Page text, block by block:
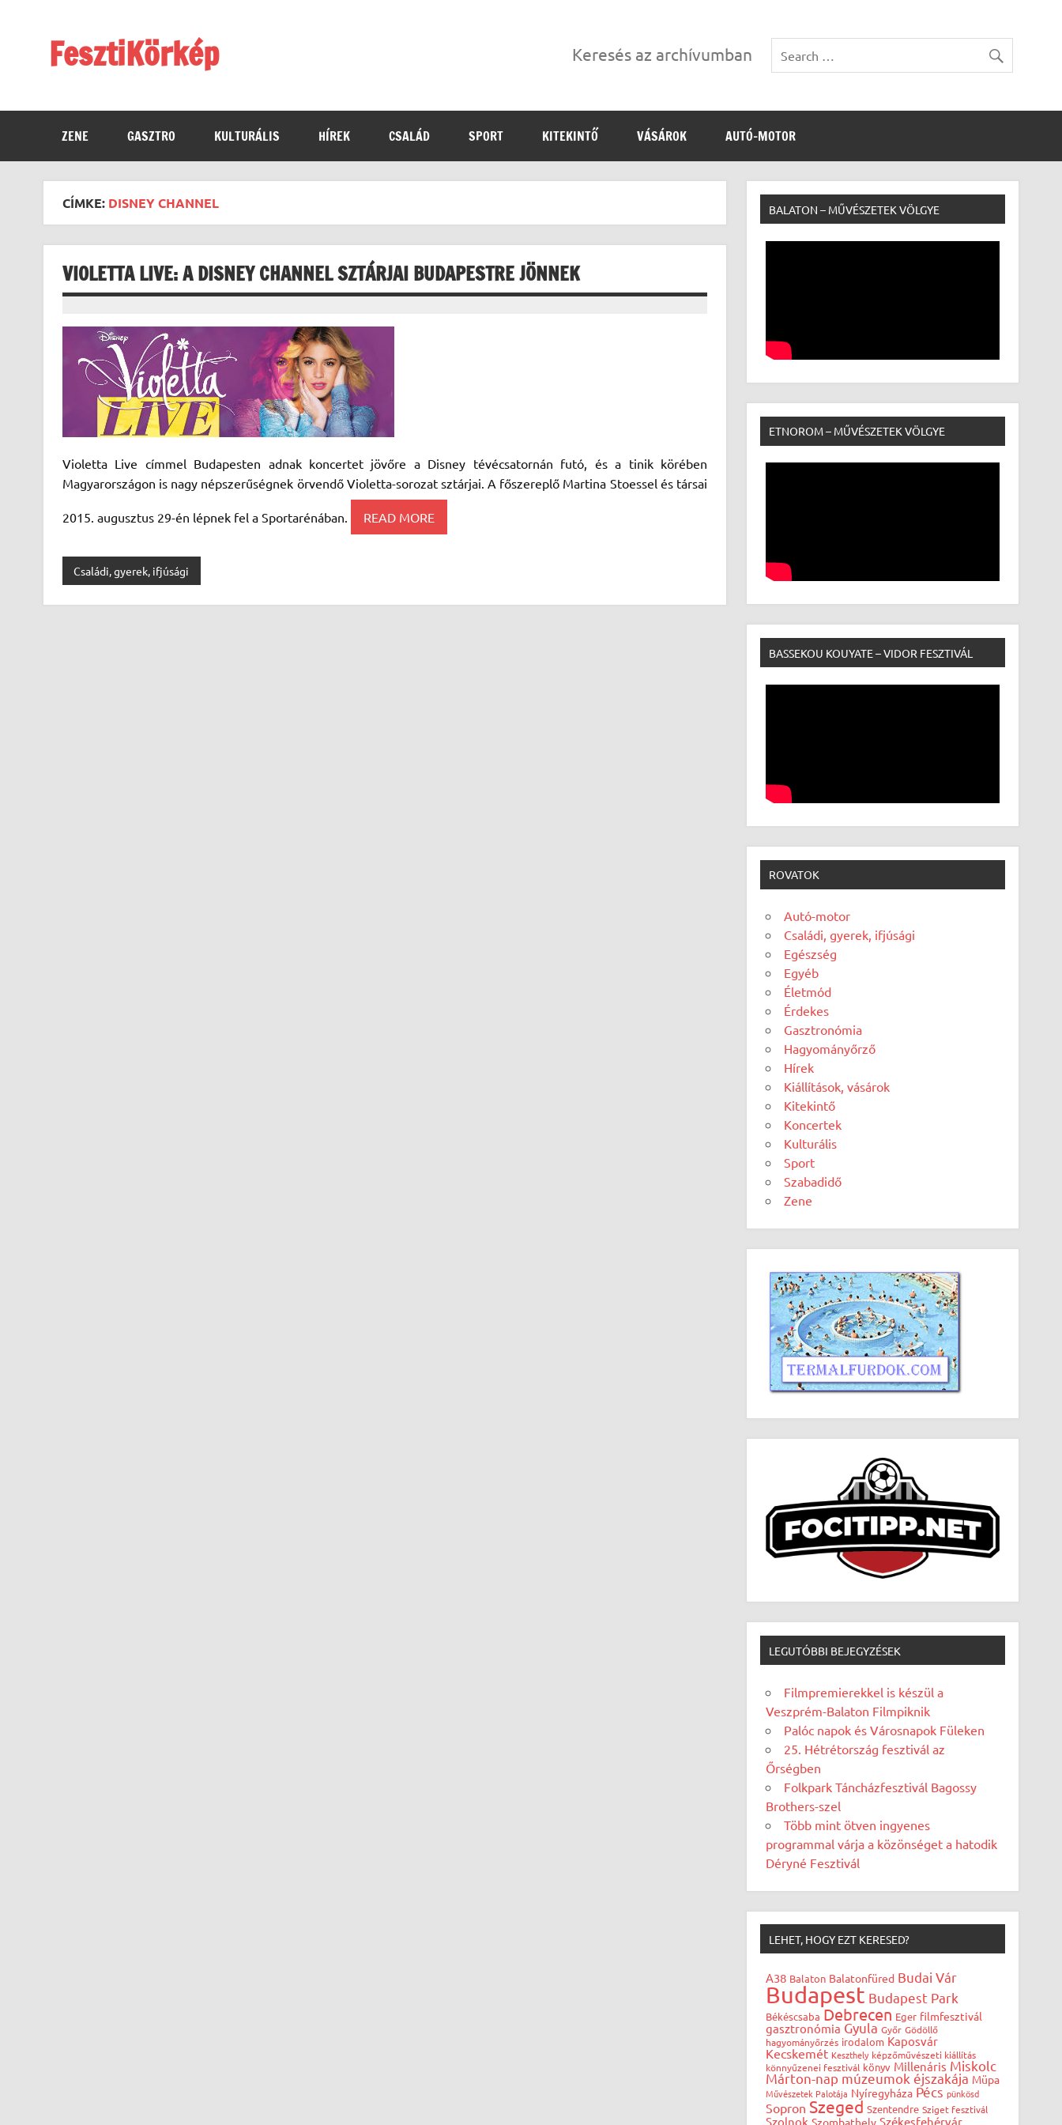
FesztiKörkép Keresés az archívumban
ZENE GASZTRO KULTURÁLIS HÍREK CSALÁD SPORT KITEKINTŐ VÁSÁROK AUTÓ-MOTOR
CÍMKE: DISNEY CHANNEL
VIOLETTA LIVE: A DISNEY CHANNEL SZTÁRJAI BUDAPESTRE JÖNNEK
Violetta Live címmel Budapesten adnak koncertet jövőre a Disney tévécsatornán futó, és a tinik körében
Magyarországon is nagy népszerűségnek örvendő Violetta-sorozat sztárjai. A főszereplő Martina Stoessel és társai
2015. augusztus 29-én lépnek fel a Sportarénában. READ MORE
Családi, gyerek, ifjúsági
BALATON – MŰVÉSZETEK VÖLGYE
ETNOROM – MŰVÉSZETEK VÖLGYE
BASSEKOU KOUYATE – VIDOR FESZTIVÁL
ROVATOK
Autó-motor
Családi, gyerek, ifjúsági
Egészség
Egyéb
Életmód
Érdekes
Gasztronómia
Hagyományőrző
Hírek
Kiállítások, vásárok
Kitekintő
Koncertek
Kulturális
Sport
Szabadidő
Zene
LEGUTÓBBI BEJEGYZÉSEK
Filmpremierekkel is készül a
Veszprém-Balaton Filmpiknik
Palóc napok és Városnapok Füleken
25. Hétrétország fesztivál az
Őrségben
Folkpark Táncházfesztivál Bagossy
Brothers-szel
Több mint ötven ingyenes
programmal várja a közönséget a hatodik
Déryné Fesztivál
LEHET, HOGY EZT KERESED?
A38 Balaton Balatonfüred Budai Vár
Budapest Budapest Park
Békéscsaba Debrecen Eger filmfesztivál
gasztronómia Gyula Győr Gödöllő
hagyományőrzés irodalom Kaposvár
Kecskemét Keszthely képzőművészeti kiállítás
könnyűzenei fesztivál könyv Millenáris Miskolc
Márton-nap múzeumok éjszakája Müpa
Művészetek Palotája Nyíregyháza Pécs pünkösd
Sopron Szeged Szentendre Sziget fesztivál
Szolnok Szombathely Székesfehérvár